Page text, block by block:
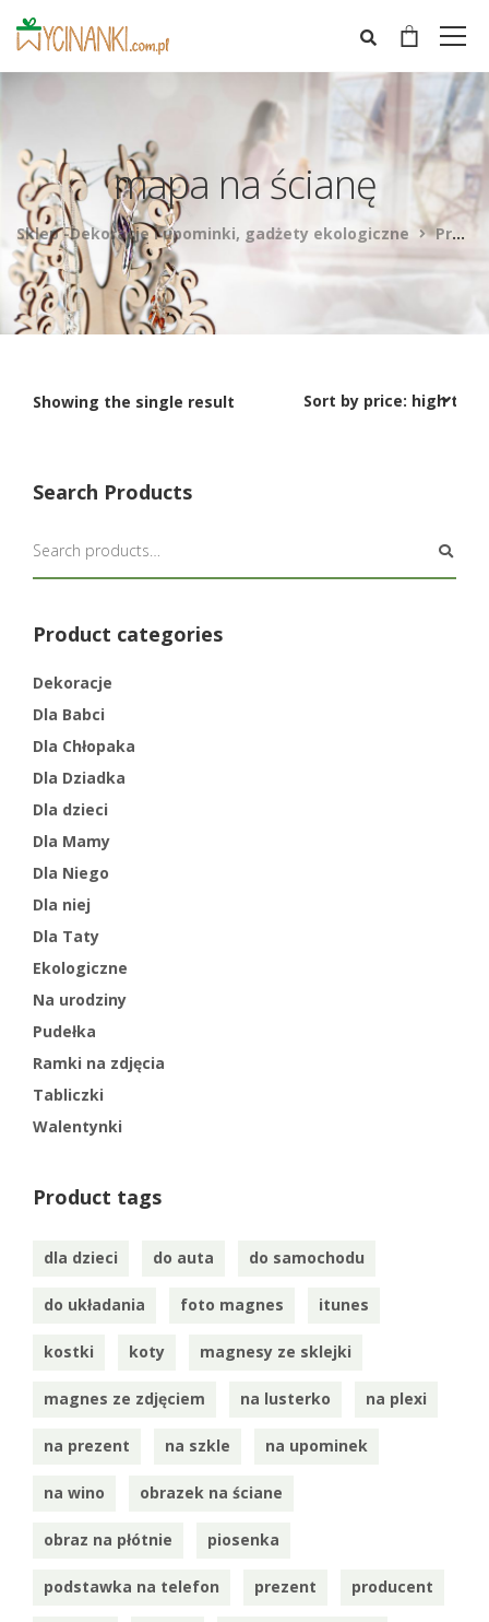
mapa na ścianę
Sklep -Dekoracje i upominki, gadżety ekologiczne Products
Showing the single result
Search Products
Product categories
Dekoracje
Dla Babci
Dla Chłopaka
Dla Dziadka
Dla dzieci
Dla Mamy
Dla Niego
Dla niej
Dla Taty
Ekologiczne
Na urodziny
Pudełka
Ramki na zdjęcia
Tabliczki
Walentynki
Product tags
dla dzieci do auta do samochodu
do układania foto magnes itunes
kostki koty magnesy ze sklejki
magnes ze zdjęciem na lusterko na plexi
na prezent na szkle na upominek
na wino obrazek na ściane
obraz na płótnie piosenka
podstawka na telefon prezent producent